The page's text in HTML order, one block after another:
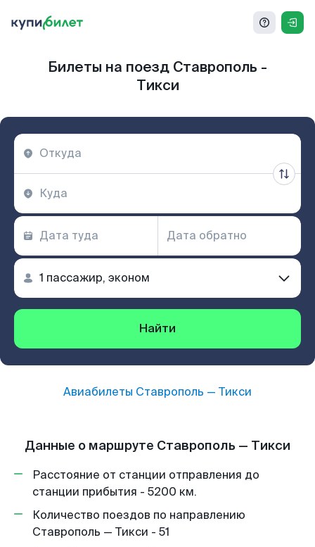
Билеты на поезд Ставрополь -
Тикси
Найти
Авиабилеты Ставрополь — Тикси
Данные о маршруте Ставрополь — Тикси
Расстояние от станции отправления до
станции прибытия - 5200 км.
Количество поездов по направлению
Ставрополь — Тикси - 51